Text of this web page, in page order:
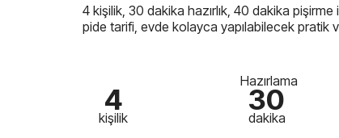
4 kişilik, 30 dakika hazırlık, 40 dakika
pide tarifi, evde kolayca yapılabilecek pratik
4
kişilik
Hazırlama
30
dakika